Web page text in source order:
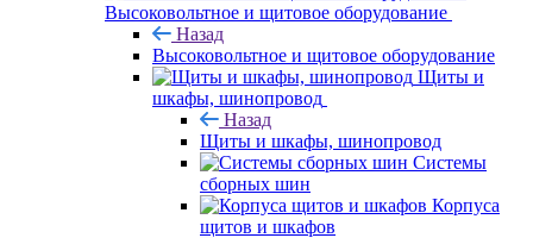
Высоковольтное и щитовое оборудование
Назад
Высоковольтное и щитовое оборудование
Щиты и
шкафы, шинопровод
Назад
Щиты и шкафы, шинопровод
Системы
сборных шин
Корпуса
щитов и шкафов